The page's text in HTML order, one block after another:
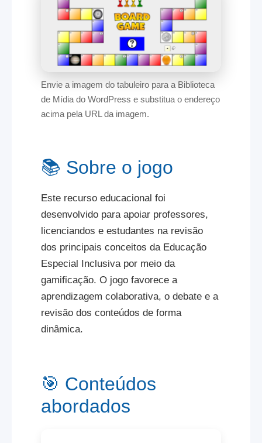
Envie a imagem do tabuleiro para a Biblioteca
de Mídia do WordPress e substitua o endereço
acima pela URL da imagem.
📚 Sobre o jogo
Este recurso educacional foi
desenvolvido para apoiar professores,
licenciandos e estudantes na revisão
dos principais conceitos da Educação
Especial Inclusiva por meio da
gamificação. O jogo favorece a
aprendizagem colaborativa, o debate e a
revisão dos conteúdos de forma
dinâmica.
🎯 Conteúdos
abordados